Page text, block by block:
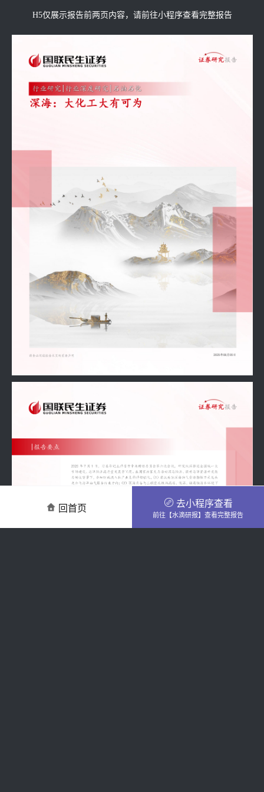
H5仅展示报告前两页内容，请前往小程序查看完整报告
回首页 去小程序查看
前往【水滴研报】查看完整报告